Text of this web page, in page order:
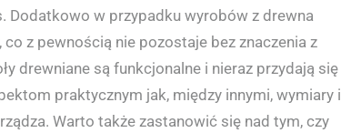
Dodatkowo w przypadku wyrobów z drewna
z pewnością nie pozostaje bez znaczenia z
drewniane są funkcjonalne i nieraz przydają się
praktycznym jak, między innymi, wymiary i
Warto także zastanowić się nad tym, czy